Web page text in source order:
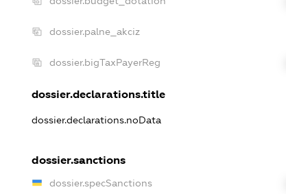
dossier.palne_akciz
dossier.bigTaxPayerReg
dossier.declarations.title
dossier.declarations.noData
dossier.sanctions
dossier.specSanctions